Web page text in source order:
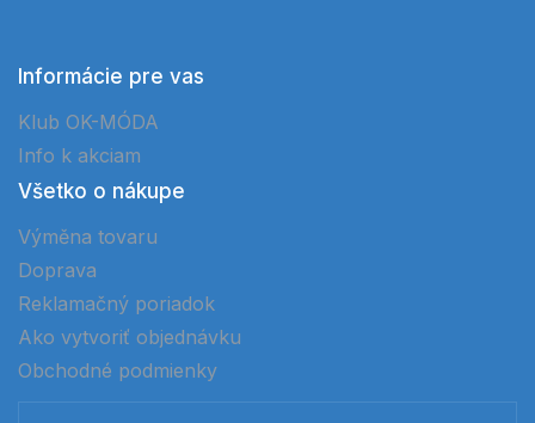
Informácie pre vas
Klub OK-MÓDA
Info k akciam
Všetko o nákupe
Výměna tovaru
Doprava
Reklamačný poriadok
Ako vytvoriť objednávku
Obchodné podmienky